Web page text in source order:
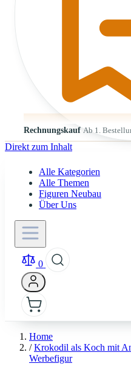
Rechnungskauf Ab 1.
Direkt zum Inhalt
Alle Kategorien
Alle Themen
Figuren Neubau
Über Uns
0
Home
/ Krokodil als Koch mit
Werbefigur